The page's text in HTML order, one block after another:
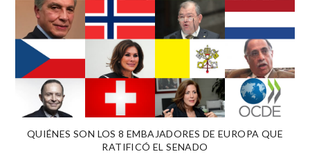
QUIÉNES SON LOS 8 EMBAJADORES DE EUROPA QUE
RATIFICÓ EL SENADO